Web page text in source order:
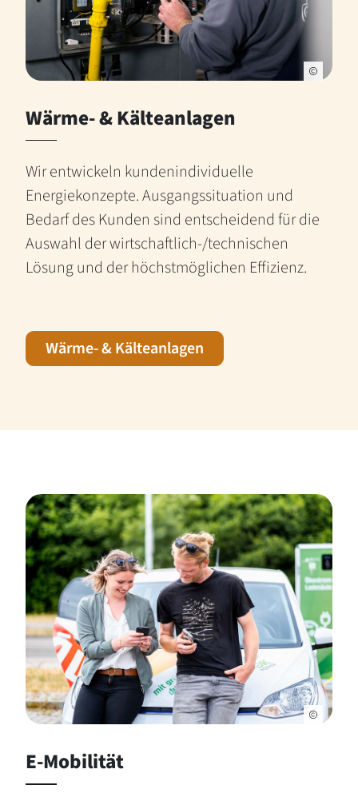
Wärme- & Kälteanlagen
Wir entwickeln kundenindividuelle
Energiekonzepte. Ausgangssituation und
Bedarf des Kunden sind entscheidend für die
Auswahl der wirtschaftlich-/technischen
Lösung und der höchstmöglichen Effizienz.
Wärme- & Kälteanlagen
E-Mobilität